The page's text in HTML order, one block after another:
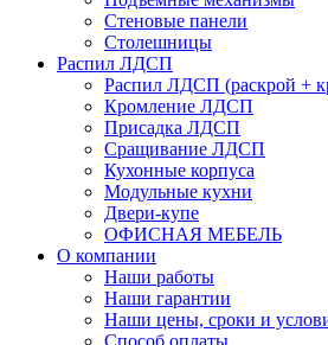
Стеновые панели
Столешницы
Распил ЛДСП
Распил ЛДСП (раскрой +
Кромление ЛДСП
Присадка ЛДСП
Сращивание ЛДСП
Кухонные корпуса
Модульные кухни
Двери-купе
ОФИСНАЯ МЕБЕЛЬ
О компании
Наши работы
Наши гарантии
Наши цены, сроки и